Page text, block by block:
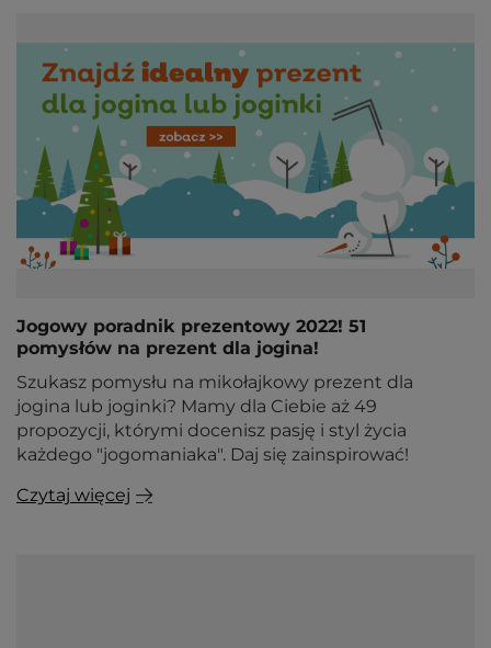
Jogowy poradnik prezentowy 2022! 51
pomysłów na prezent dla jogina!
Szukasz pomysłu na mikołajkowy prezent dla
jogina lub joginki? Mamy dla Ciebie aż 49
propozycji, którymi docenisz pasję i styl życia
każdego "jogomaniaka". Daj się zainspirować!
Czytaj więcej